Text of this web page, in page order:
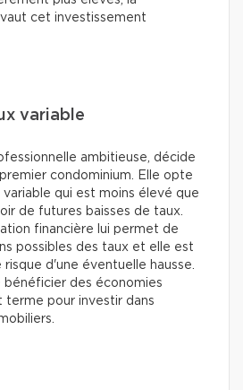
cet investissement
variable
ambitieuse, décide
condominium. Elle opte
qui est moins élevé que
de futures baisses de taux.
financière lui permet de
possibles des taux et elle est
d'une éventuelle hausse.
des économies
pour investir dans